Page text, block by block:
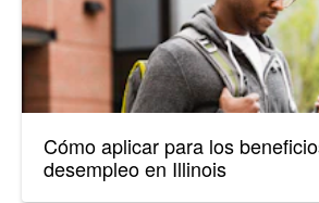
Cómo aplicar para los
desempleo en Illinois